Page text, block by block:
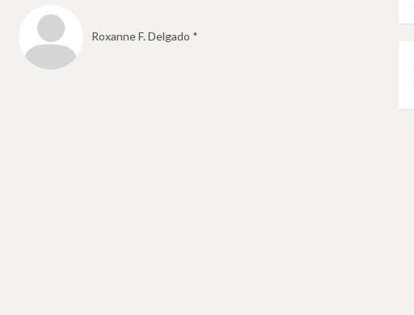
Roxanne F. Delgado *